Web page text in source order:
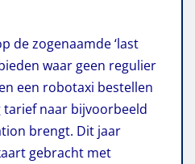
de zogenaamde ‘last
waar geen regulier
een robotaxi bestellen
tarief naar bijvoorbeeld
brengt. Dit jaar
gebracht met